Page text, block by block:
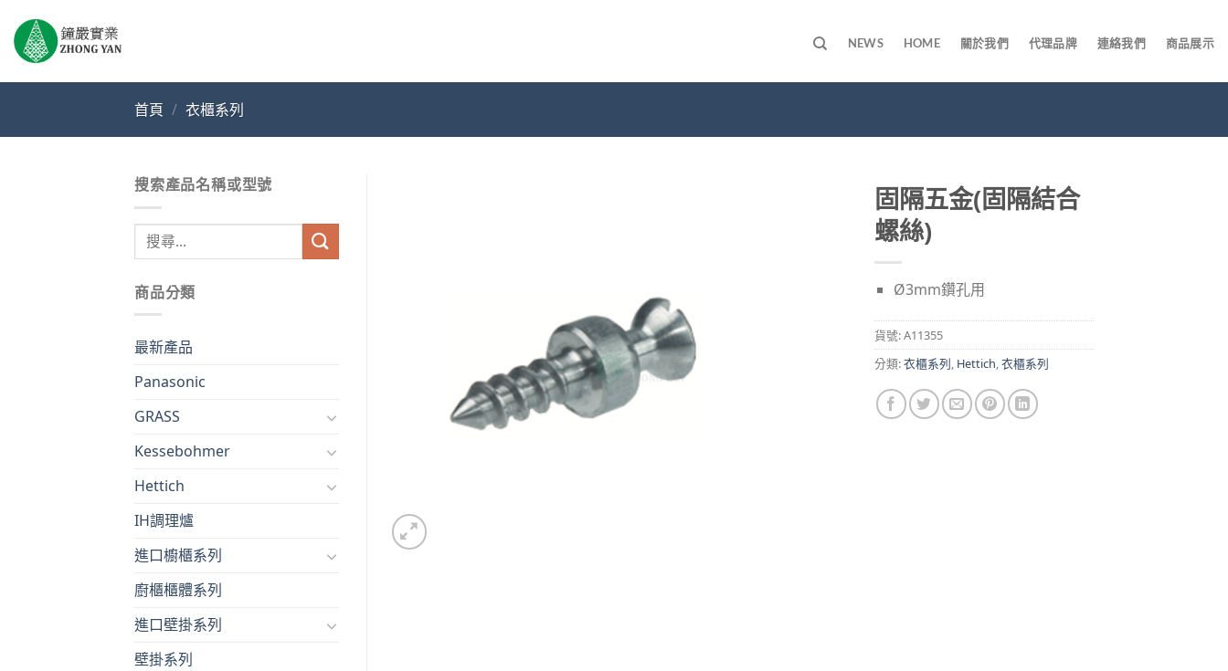
content
NEWS HOME 關於我們 代理品牌 連絡我們 商品展示
首頁 / 衣櫃系列
固隔五金(固隔結合
螺絲)
Ø3mm鑽孔用
貨號:A11355
分類:衣櫃系列, Hettich,衣櫃系列
搜索產品名稱或型號
鍵
字:
商品分類
最新產品
Panasonic
GRASS
Kessebohmer
Hettich
IH調理爐
進口櫥櫃系列
廚櫃櫃體系列
進口壁掛系列
壁掛系列